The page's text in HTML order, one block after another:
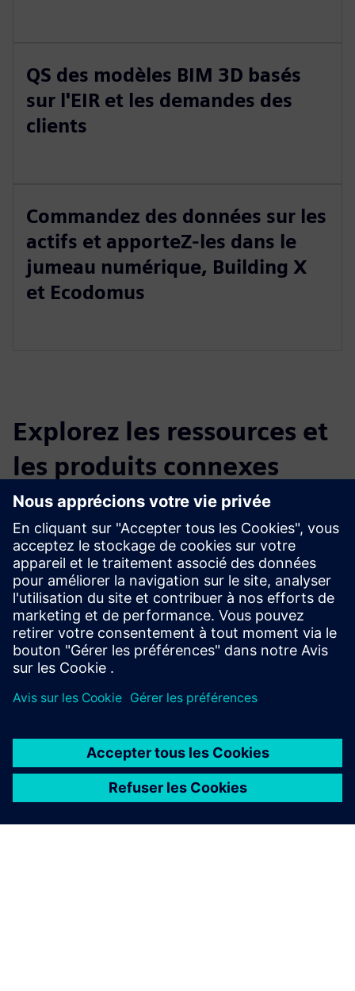
QS des modèles BIM 3D basés
sur l'EIR et les demandes des
clients
Commandez des données sur les
actifs et apporteZ-les dans le
jumeau numérique, Building X
et Ecodomus
Explorez les ressources et
les produits connexes
Renseignements et ressources
supplémentaires
BIM Facility AG consulting (allemand uniquement)
Conditions préalables